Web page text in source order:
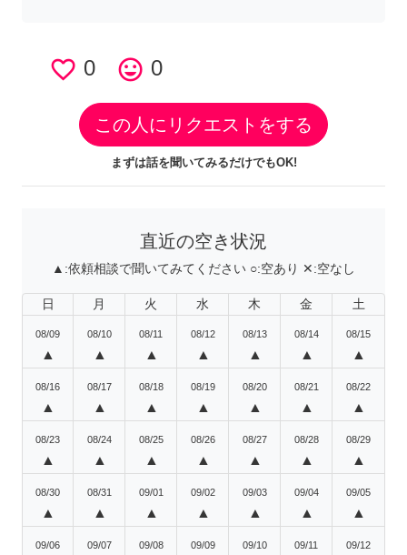
favorite_border 0 tag_faces 0
この人にリクエストをする
まずは話を聞いてみるだけでもOK!
直近の空き状況
▲:依頼相談で聞いてみてください ○:空あり ✕:空なし
日 月 火 水 木 金 土
08/09
▲
08/10
▲
08/11
▲
08/12
▲
08/13
▲
08/14
▲
08/15
▲
08/16
▲
08/17
▲
08/18
▲
08/19
▲
08/20
▲
08/21
▲
08/22
▲
08/23
▲
08/24
▲
08/25
▲
08/26
▲
08/27
▲
08/28
▲
08/29
▲
08/30
▲
08/31
▲
09/01
▲
09/02
▲
09/03
▲
09/04
▲
09/05
▲
09/06 09/07 09/08 09/09 09/10 09/11 09/12